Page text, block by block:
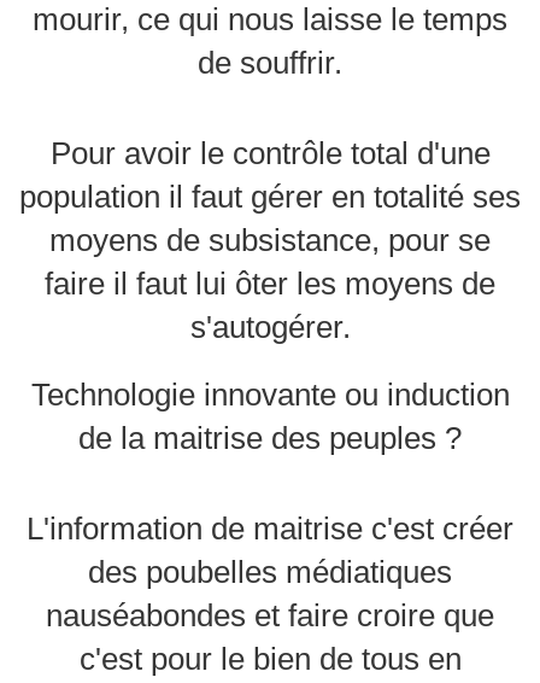
mourir, ce qui nous laisse le temps
de souffrir.
Pour avoir le contrôle total d'une
population il faut gérer en totalité ses
moyens de subsistance, pour se
faire il faut lui ôter les moyens de
s'autogérer.
Technologie innovante ou induction
de la maitrise des peuples ?
L'information de maitrise c'est créer
des poubelles médiatiques
nauséabondes et faire croire que
c'est pour le bien de tous en